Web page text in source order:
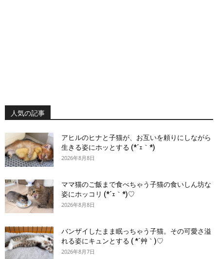
人気の記事
アヒルのヒナと子猫が、お互いを頼りにしながら
生きる姿にホッとする (*´ｪ｀*)
2026年8月8日
ママ猫のご飯まで食べちゃう子猫の食いしん坊な
姿にホッコリ (*´ｪ｀*)♡
2026年8月8日
バンザイしたまま眠っちゃう子猫。その可愛さ溢
れる姿にキュンとする ( *´艸｀)♡
2026年8月7日